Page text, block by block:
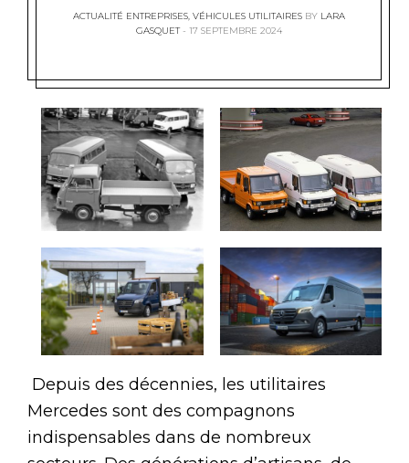
ACTUALITÉ ENTREPRISES, VÉHICULES UTILITAIRES BY LARA
GASQUET
17 SEPTEMBRE 2024
Depuis des décennies, les utilitaires
Mercedes sont des compagnons
indispensables dans de nombreux